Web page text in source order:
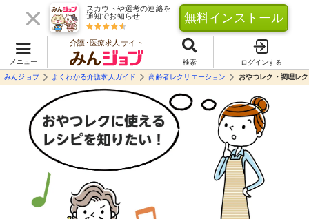
スカウトや選考の連絡を
通知でお知らせ
無料インストール
メニュー
介護･医療求人サイト
検索
ログインする
みんジョブ
よくわかる介護求人ガイド 高齢者レクリエーション おやつレク・調理レク